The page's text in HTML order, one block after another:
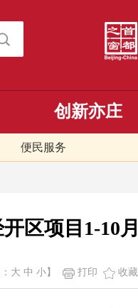
便民服务
创新亦庄
区项目1-10
大 中 小 】 打印 收藏